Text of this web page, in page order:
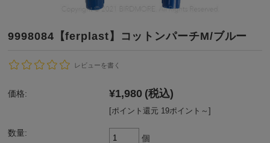
9998084【ferplast】コットンパーチM/ブルー
レビューを書く
価格: ¥1,980 (税込)
[ポイント還元 19ポイント～]
数量:
個